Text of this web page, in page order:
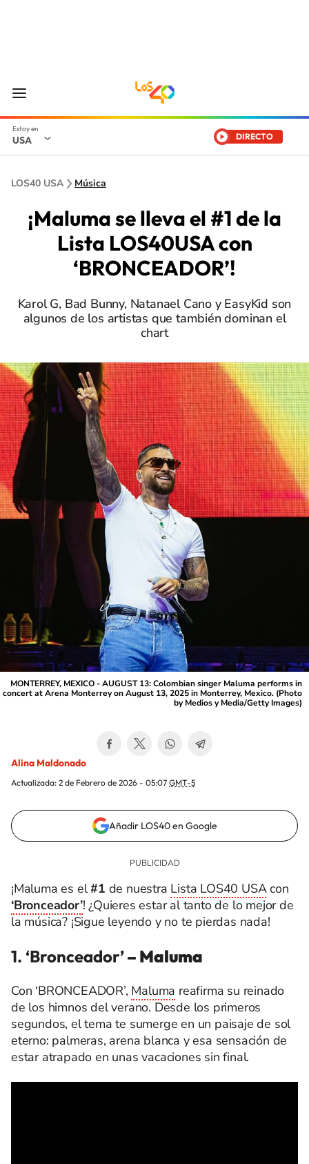
USA DIRECTO
LOS40 USA Música
¡Maluma se lleva el #1 de la
Lista LOS40USA con
‘BRONCEADOR’!
Karol G, Bad Bunny, Natanael Cano y EasyKid son
algunos de los artistas que también dominan el
chart
MONTERREY, MEXICO - AUGUST 13: Colombian singer Maluma performs in
concert at Arena Monterrey on August 13, 2025 in Monterrey, Mexico. (Photo
by Medios y Media/Getty Images)
Alina Maldonado
Actualizada: 2 de Febrero de 2026 - 05:07 GMT-5
Añadir LOS40 en Google
¡Maluma es el#1 de nuestra Lista LOS40 USAcon
‘Bronceador’! ¿Quieres estar al tanto de lo mejor de
la música? ¡Sigue leyendo y no te pierdas nada!
1. ‘Bronceador’– Maluma
Con ‘BRONCEADOR’, Maluma reafirma su reinado
de los himnos del verano. Desde los primeros
segundos, el tema te sumerge en un paisaje de sol
eterno: palmeras, arena blanca y esa sensación de
estar atrapado en unas vacaciones sin final.